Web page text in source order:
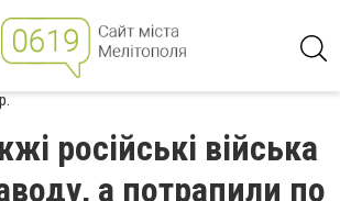
російські війська
а потрапили по